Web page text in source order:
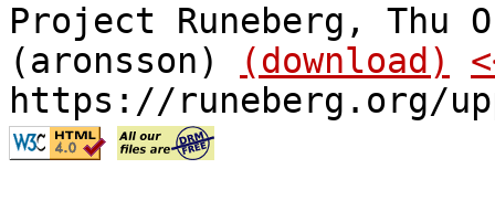
Project Runeberg, Thu
(aronsson)
(download)
https://runeberg.org/